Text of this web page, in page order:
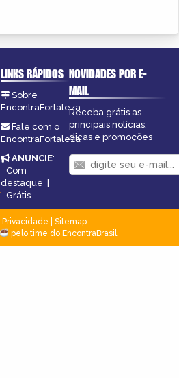
LINKS RÁPIDOS
Sobre
EncontraFortaleza
Fale com o
EncontraFortaleza
ANUNCIE:
Com
destaque |
Grátis
NOVIDADES POR E-
MAIL
Receba grátis as
principais notícias,
dicas e promoções
Privacidade
Sitemap
pelo time do EncontraBrasil